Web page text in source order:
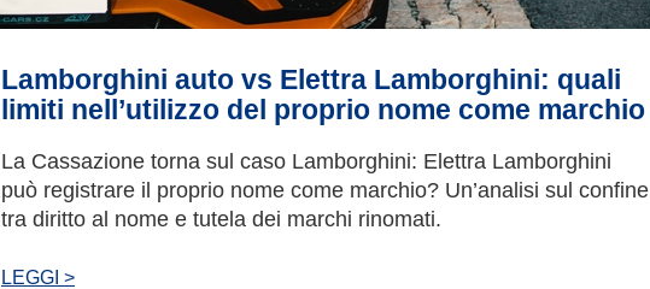
Lamborghini auto vs Elettra Lamborghini: quali
limiti nell’utilizzo del proprio nome come marchio
La Cassazione torna sul caso Lamborghini: Elettra Lamborghini
può registrare il proprio nome come marchio? Un’analisi sul confine
tra diritto al nome e tutela dei marchi rinomati.
LEGGI >